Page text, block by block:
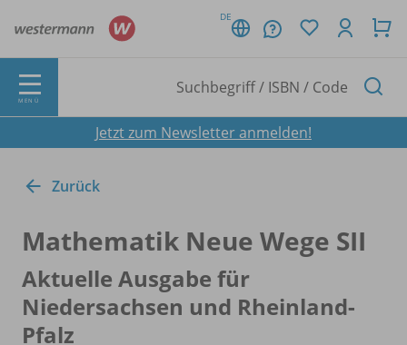
DE
MENÜ
Jetzt zum Newsletter anmelden!
Zurück
Mathematik Neue Wege SII
Aktuelle Ausgabe für
Niedersachsen und Rheinland-
Pfalz